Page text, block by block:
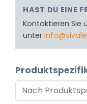
HAST DU EINE
Kontaktieren Sie
unter